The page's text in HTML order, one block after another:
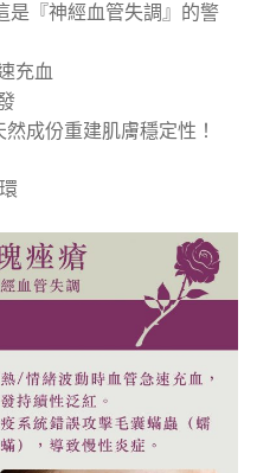
是『神經血管失調』的警
充血
成份重建肌膚穩定性！